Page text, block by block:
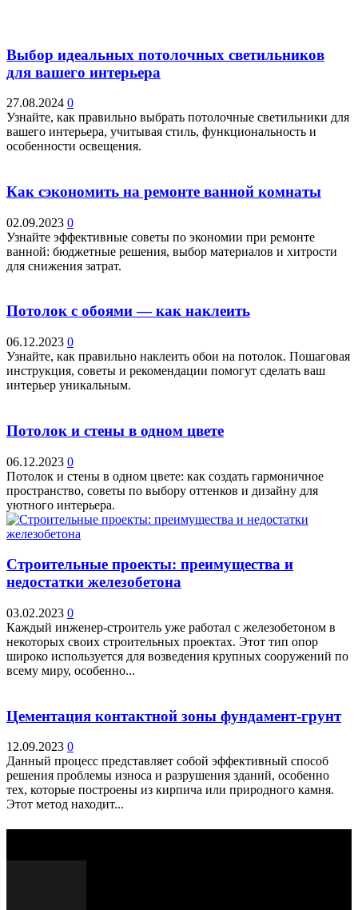
Выбор идеальных потолочных светильников
для вашего интерьера
27.08.2024 0
Узнайте, как правильно выбрать потолочные светильники для
вашего интерьера, учитывая стиль, функциональность и
особенности освещения.
Как сэкономить на ремонте ванной комнаты
02.09.2023 0
Узнайте эффективные советы по экономии при ремонте
ванной: бюджетные решения, выбор материалов и хитрости
для снижения затрат.
Потолок с обоями — как наклеить
06.12.2023 0
Узнайте, как правильно наклеить обои на потолок. Пошаговая
инструкция, советы и рекомендации помогут сделать ваш
интерьер уникальным.
Потолок и стены в одном цвете
06.12.2023 0
Потолок и стены в одном цвете: как создать гармоничное
пространство, советы по выбору оттенков и дизайну для
уютного интерьера.
Строительные проекты: преимущества и
недостатки железобетона
03.02.2023 0
Каждый инженер-строитель уже работал с железобетоном в
некоторых своих строительных проектах. Этот тип опор
широко используется для возведения крупных сооружений по
всему миру, особенно...
Цементация контактной зоны фундамент-грунт
12.09.2023 0
Данный процесс представляет собой эффективный способ
решения проблемы износа и разрушения зданий, особенно
тех, которые построены из кирпича или природного камня.
Этот метод находит...